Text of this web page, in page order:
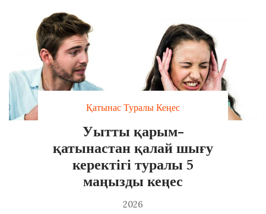
Қатынас Туралы Кеңес
Уытты қарым-
қатынастан қалай шығу
керектігі туралы 5
маңызды кеңес
2026